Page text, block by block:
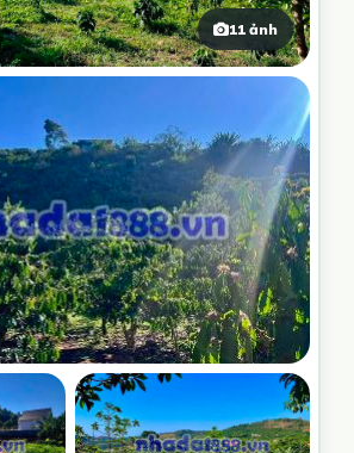
11 ảnh